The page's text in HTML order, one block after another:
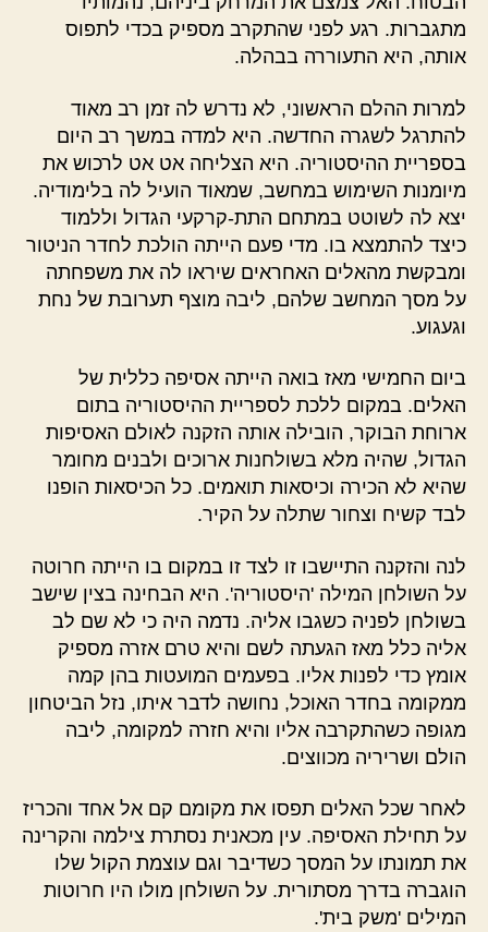
מתגברות. רגע לפני שהתקרב מספיק בכדי לתפוס
אותה, היא התעוררה בבהלה.
למרות ההלם הראשוני, לא נדרש לה זמן רב מאוד
להתרגל לשגרה החדשה. היא למדה במשך רב היום
בספריית ההיסטוריה. היא הצליחה אט אט לרכוש את
מיומנות השימוש במחשב, שמאוד הועיל לה בלימודיה.
יצא לה לשוטט במתחם התת-קרקעי הגדול וללמוד
כיצד להתמצא בו. מדי פעם הייתה הולכת לחדר הניטור
ומבקשת מהאלים האחראים שיראו לה את משפחתה
על מסך המחשב שלהם, ליבה מוצף תערובת של נחת
וגעגוע.
ביום החמישי מאז בואה הייתה אסיפה כללית של
האלים. במקום ללכת לספריית ההיסטוריה בתום
ארוחת הבוקר, הובילה אותה הזקנה לאולם האסיפות
הגדול, שהיה מלא בשולחנות ארוכים ולבנים מחומר
שהיא לא הכירה וכיסאות תואמים. כל הכיסאות הופנו
לבד קשיח וצחור שתלה על הקיר.
לנה והזקנה התיישבו זו לצד זו במקום בו הייתה חרוטה
על השולחן המילה 'היסטוריה'. היא הבחינה בצין שישב
בשולחן לפניה כשגבו אליה. נדמה היה כי לא שם לב
אליה כלל מאז הגעתה לשם והיא טרם אזרה מספיק
אומץ כדי לפנות אליו. בפעמים המועטות בהן קמה
ממקומה בחדר האוכל, נחושה לדבר איתו, נזל הביטחון
מגופה כשהתקרבה אליו והיא חזרה למקומה, ליבה
הולם ושריריה מכווצים.
לאחר שכל האלים תפסו את מקומם קם אל אחד והכריז
על תחילת האסיפה. עין מכאנית נסתרת צילמה והקרינה
את תמונתו על המסך כשדיבר וגם עוצמת הקול שלו
הוגברה בדרך מסתורית. על השולחן מולו היו חרוטות
המילים 'משק בית'.